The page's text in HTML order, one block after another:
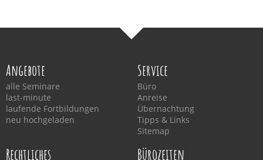
Angebote
alle Seminare
last-minute
laufende Fortbildungen
neu hochgeladen
Service
Büro
Anreise
Übernachtung
Tipps & Links
Sitemap
Rechtliches Bürozeiten